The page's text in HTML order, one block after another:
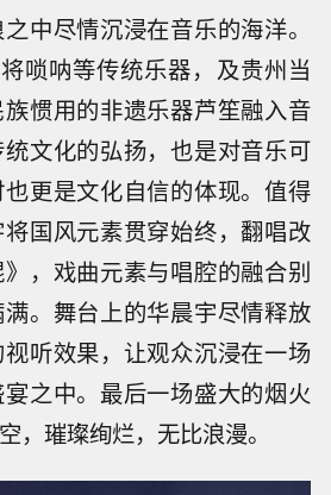
中尽情沉浸在音乐的海洋。
唢呐等传统乐器，及贵州当
惯用的非遗乐器芦笙融入音
文化的弘扬，也是对音乐可
更是文化自信的体现。值得
国风元素贯穿始终，翻唱改
，戏曲元素与唱腔的融合别
。舞台上的华晨宇尽情释放
听效果，让观众沉浸在一场
之中。最后一场盛大的烟火
，璀璨绚烂，无比浪漫。